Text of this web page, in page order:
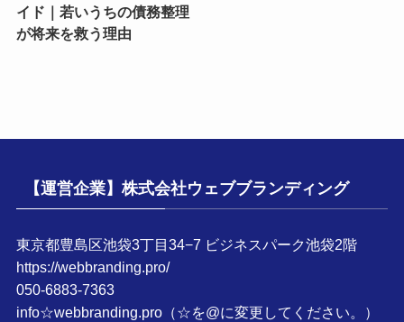
イド｜若いうちの債務整理
が将来を救う理由
【運営企業】株式会社ウェブブランディング
東京都豊島区池袋3丁目34−7 ビジネスパーク池袋2階
https://webbranding.pro/
050-6883-7363
info☆webbranding.pro（☆を@に変更してください。）